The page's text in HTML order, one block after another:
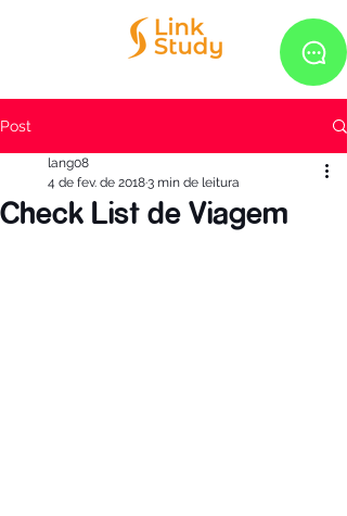
Post
Check List de Viagem
lang08
4 de fev. de 20183 min de leitura